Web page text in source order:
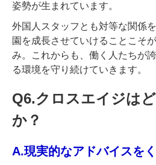
姿勢が生まれています。
外国人スタッフとも対等な関係
園を成長させていけることこそ
み。これからも、働く人たちが
る環境を守り続けていきます。
Q6.クロスエイジは
か？
A.現実的なアドバイスをく